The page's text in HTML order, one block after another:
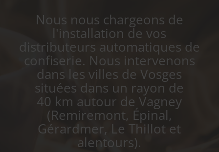
Nous nous chargeons de
l'installation de vos
distributeurs automatiques de
confiserie. Nous intervenons
dans les villes de Vosges
situées dans un rayon de
40 km autour de Vagney
(Remiremont, Épinal,
Gérardmer, Le Thillot et
alentours).